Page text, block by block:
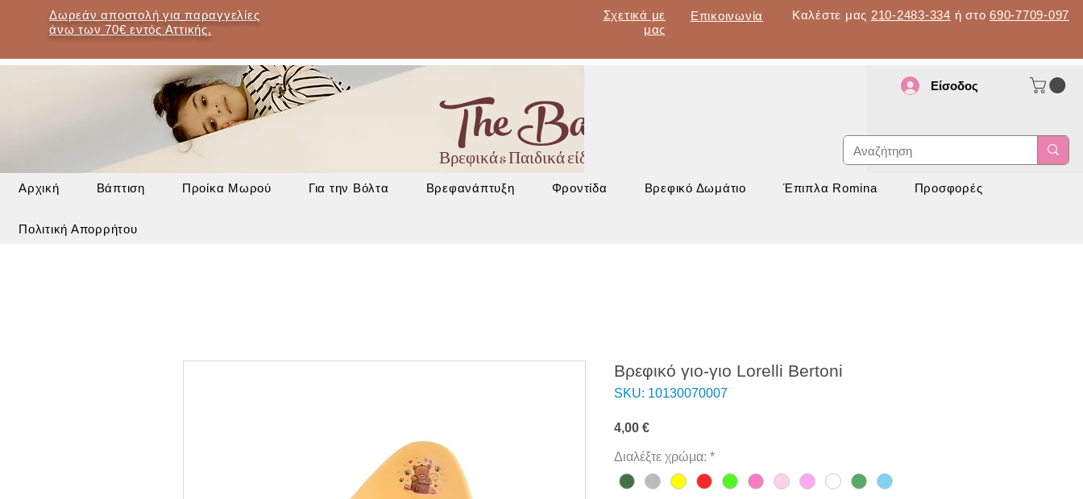
Δωρεάν αποστολή για παραγγελίες
άνω των 70€ εντός Αττικής.
Σχετικά με
μας
Επικοινωνία Καλέστε μας 210-2483-334 ή στο 690-7709-097
The Baby Land
Βρεφικά & Παιδικά είδη - Έπιπλα - Βρεφανάπτυξη
Είσοδος
Αρχική Βάπτιση Προίκα Μωρού Για την Βόλτα Βρεφανάπτυξη Φροντίδα Βρεφικό Δωμάτιο Έπιπλα Romina Προσφορές
Πολιτική Απορρήτου
Βρεφικό γιο-γιο Lorelli Bertoni
SKU: 10130070007
4,00 €Τιμή
Διαλέξτε χρώμα: *